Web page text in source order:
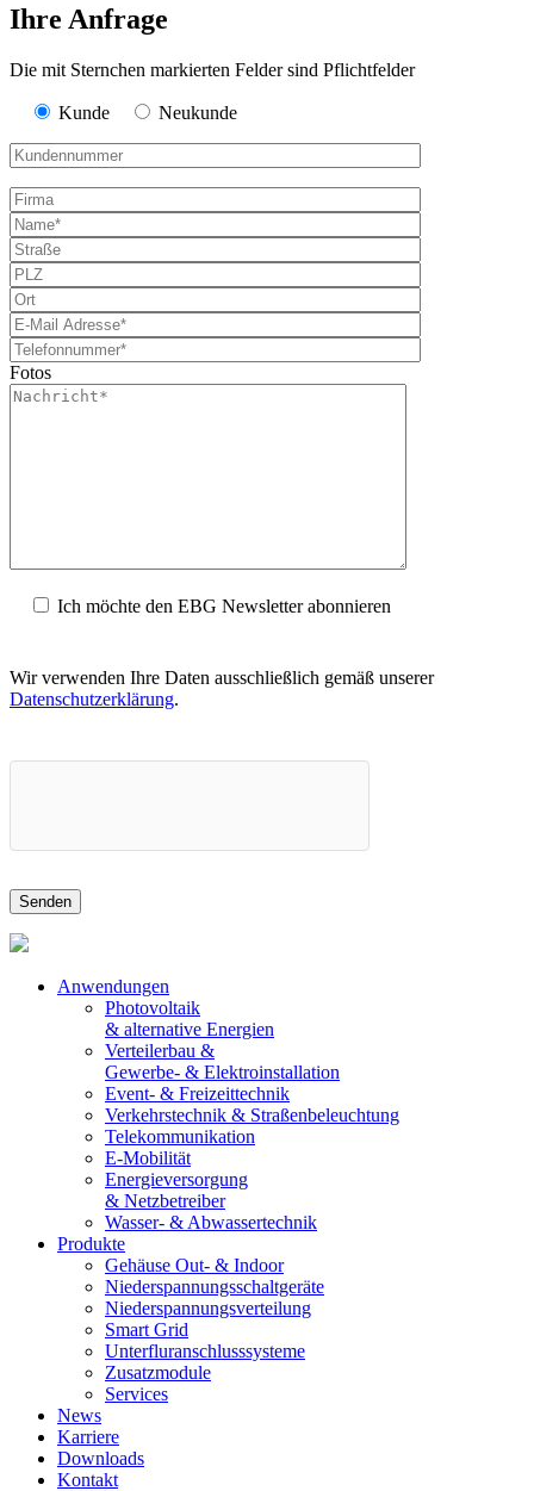
Ihre Anfrage
Die mit Sternchen markierten Felder sind Pflichtfelder
Kunde Neukunde
Fotos
Ich möchte den EBG Newsletter abonnieren
Wir verwenden Ihre Daten ausschließlich gemäß unserer
Datenschutzerklärung.
Anwendungen
Photovoltaik
& alternative Energien
Verteilerbau &
Gewerbe- & Elektroinstallation
Event- & Freizeittechnik
Verkehrstechnik & Straßenbeleuchtung
Telekommunikation
E-Mobilität
Energieversorgung
& Netzbetreiber
Wasser- & Abwassertechnik
Produkte
Gehäuse Out- & Indoor
Niederspannungsschaltgeräte
Niederspannungsverteilung
Smart Grid
Unterfluranschlusssysteme
Zusatzmodule
Services
News
Karriere
Downloads
Kontakt